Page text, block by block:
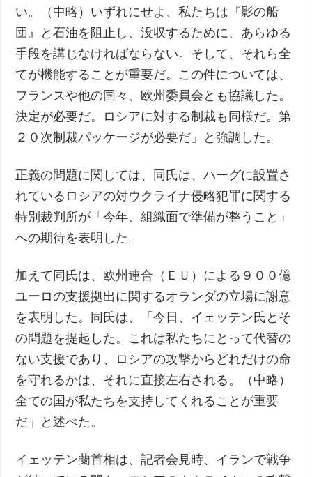
い。（中略）いずれにせよ、私たちは『影の船
団』と石油を阻止し、没収するために、あらゆる
手段を講じなければならない。そして、それら全
てが機能することが重要だ。この件については、
フランスや他の国々、欧州委員会とも協議した。
決定が必要だ。ロシアに対する制裁も同様だ。第
２０次制裁パッケージが必要だ」と強調した。
正義の問題に関しては、同氏は、ハーグに設置さ
れているロシアの対ウクライナ侵略犯罪に関する
特別裁判所が「今年、組織面で準備が整うこと」
への期待を表明した。
加えて同氏は、欧州連合（ＥＵ）による９００億
ユーロの支援拠出に関するオランダの立場に謝意
を表明した。同氏は、「今日、イェッテン氏とそ
の問題を提起した。これは私たちにとって代替の
ない支援であり、ロシアの攻撃からどれだけの命
を守れるかは、それに直接左右される。（中略）
全ての国が私たちを支持してくれることが重要
だ」と述べた。
イェッテン蘭首相は、記者会見時、イランで戦争